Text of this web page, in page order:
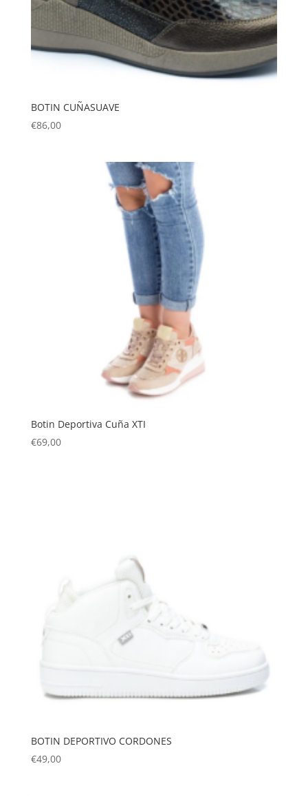
BOTIN CUÑASUAVE
€86,00
Botin Deportiva Cuña XTI
€69,00
BOTIN DEPORTIVO CORDONES
€49,00